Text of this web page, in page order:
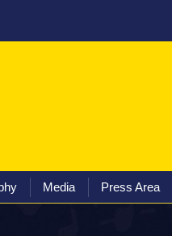
Media Press Area